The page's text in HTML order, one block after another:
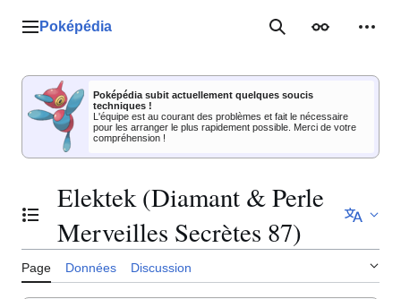
Menu principal
Poképédia RechercherApparence
Poképédia subit actuellement quelques soucis
techniques !
L'équipe est au courant des problèmes et fait le nécessaire
pour les arranger le plus rapidement possible. Merci de votre
compréhension !
Basculer la table des matières
Elektek (Diamant & Perle
Merveilles Secrètes 87)
Page Données Discussion